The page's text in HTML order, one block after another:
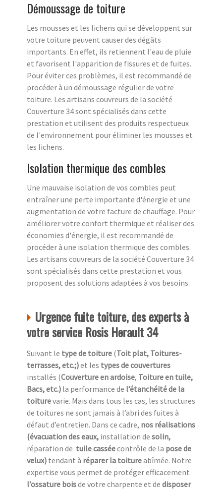
Démoussage de toiture
Les mousses et les lichens qui se développent sur
votre toiture peuvent causer des dégâts
importants. En effet, ils retiennent l'eau de pluie
et favorisent l'apparition de fissures et de fuites.
Pour éviter ces problèmes, il est recommandé de
procéder à un démoussage régulier de votre
toiture. Les artisans couvreurs de la société
Couverture 34 sont spécialisés dans cette
prestation et utilisent des produits respectueux
de l'environnement pour éliminer les mousses et
les lichens.
Isolation thermique des combles
Une mauvaise isolation de vos combles peut
entraîner une perte importante d'énergie et une
augmentation de votre facture de chauffage. Pour
améliorer votre confort thermique et réaliser des
économies d'énergie, il est recommandé de
procéder à une isolation thermique des combles.
Les artisans couvreurs de la société Couverture 34
sont spécialisés dans cette prestation et vous
proposent des solutions adaptées à vos besoins.
Urgence fuite toiture, des experts à
votre service Rosis Herault 34
Suivant le type de toiture (Toit plat, Toitures-
terrasses, etc.;)et les types de couvertures
installés (Couverture en ardoise, Toiture en tuile,
Bacs, etc.) la performance de l’étanchéité de la
toiturevarie. Mais dans tous les cas, les structures
de toitures ne sont jamais à l’abri des fuites à
défaut d’entretien. Dans ce cadre, nos réalisations
(évacuation des eaux, installation de solin,
réparation de tuile casséecontrôle de la pose de
velux) tendant à réparer la toitureabîmée. Notre
expertise vous permet de protéger efficacement
l’ossature boisde votre charpente et de disposer